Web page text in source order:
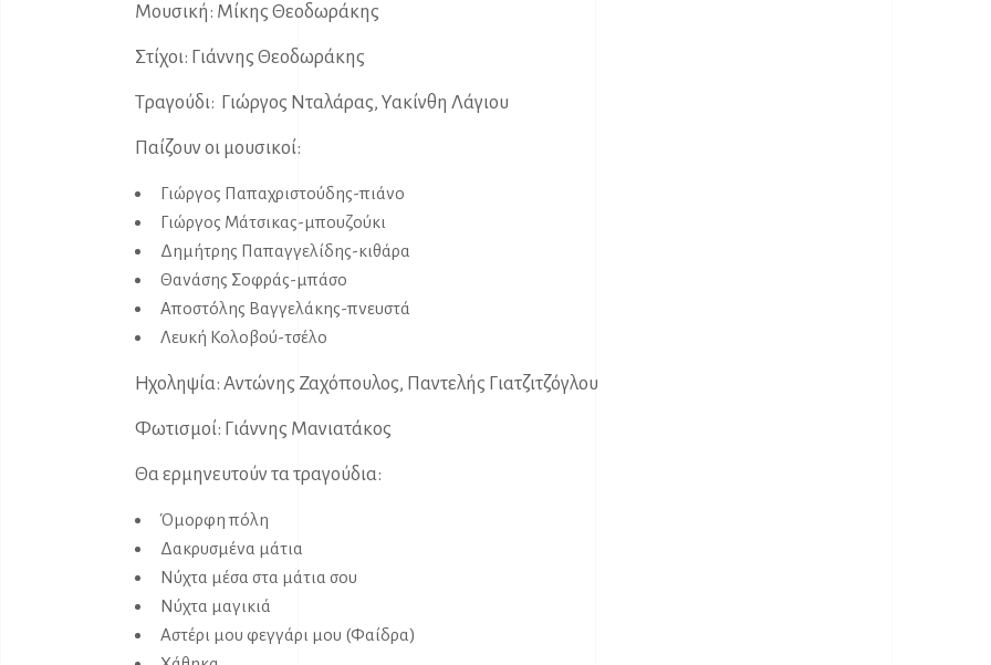
Μουσική: Μίκης Θεοδωράκης
Στίχοι: Γιάννης Θεοδωράκης
Τραγούδι: Γιώργος Νταλάρας, Υακίνθη Λάγιου
Παίζουν οι μουσικοί:
Γιώργος Παπαχριστούδης-πιάνο
Γιώργος Μάτσικας-μπουζούκι
Δημήτρης Παπαγγελίδης-κιθάρα
Θανάσης Σοφράς-μπάσο
Αποστόλης Βαγγελάκης-πνευστά
Λευκή Κολοβού-τσέλο
Ηχοληψία: Αντώνης Ζαχόπουλος, Παντελής Γιατζιτζόγλου
Φωτισμοί: Γιάννης Μανιατάκος
Θα ερμηνευτούν τα τραγούδια:
Όμορφη πόλη
Δακρυσμένα μάτια
Νύχτα μέσα στα μάτια σου
Νύχτα μαγικιά
Αστέρι μου φεγγάρι μου (Φαίδρα)